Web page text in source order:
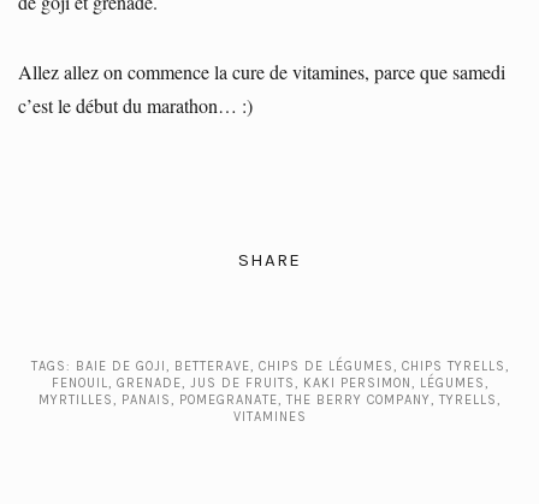
Allez allez on commence la cure de vitamines, parce que samedi
c’est le début du marathon… :)
SHARE
TAGS: BAIE DE GOJI, BETTERAVE, CHIPS DE LÉGUMES, CHIPS TYRELLS,
FENOUIL, GRENADE, JUS DE FRUITS, KAKI PERSIMON, LÉGUMES,
MYRTILLES, PANAIS, POMEGRANATE, THE BERRY COMPANY, TYRELLS,
VITAMINES